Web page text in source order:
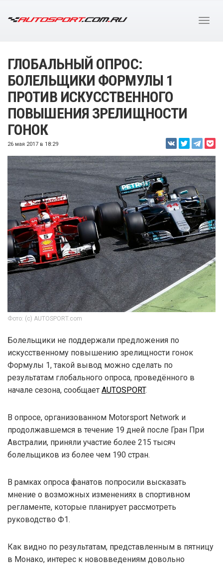
ГЛОБАЛЬНЫЙ ОПРОС:
БОЛЕЛЬЩИКИ ФОРМУЛЫ 1
ПРОТИВ ИСКУССТВЕННОГО
ПОВЫШЕНИЯ ЗРЕЛИЩНОСТИ
ГОНОК
26 мая 2017 в 18:29
Фото: (c) AUTOSPORT.com
Болельщики не поддержали предложения по
искусственному повышению зрелищности гонок
Формулы 1, такой вывод можно сделать по
результатам глобального опроса, проведённого в
начале сезона, сообщает AUTOSPORT.
В опросе, организованном Motorsport Network и
продолжавшемся в течение 19 дней после Гран При
Австралии, приняли участие более 215 тысяч
болельщиков из более чем 190 стран.
В рамках опроса фанатов попросили высказать
мнение о возможных изменениях в спортивном
регламенте, которые планирует рассмотреть
руководство Ф1.
Как видно по результатам, представленным в пятницу
в Монако, интерес к нововведениям довольно